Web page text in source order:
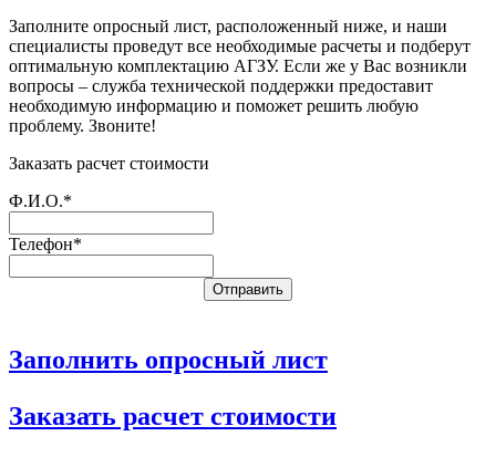
Заполните опросный лист, расположенный ниже, и наши
специалисты проведут все необходимые расчеты и подберут
оптимальную комплектацию АГЗУ. Если же у Вас возникли
вопросы – служба технической поддержки предоставит
необходимую информацию и поможет решить любую
проблему. Звоните!
Заказать расчет стоимости
Ф.И.О.*
Телефон*
Заполнить опросный лист
Заказать расчет стоимости